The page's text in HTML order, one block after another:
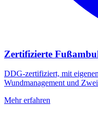
Zertifizierte
DDG-zertifiziert, mit
Wundmanagement und
Mehr erfahren